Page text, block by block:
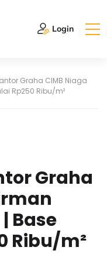
Login
Graha CIMB Niaga
Rp250 Ribu/m²
Graha
Base
Ribu/m²